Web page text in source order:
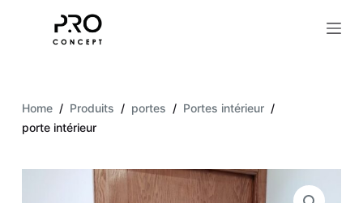
o
o
Home / Produits / portes / Portes intérieur /
porte intérieur